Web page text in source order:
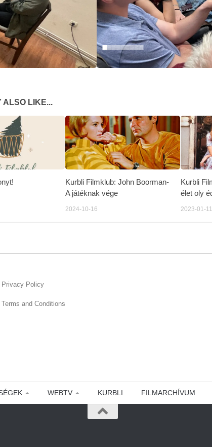
ALSO LIKE...
Kurbli Filmklub: John Boorman-
A játéknak vége
2024-10-16
Kurbli
élet oly
2023-01-11
Privacy Policy
Terms and Conditions
WEBTV KURBLI FILMARCHÍVUM